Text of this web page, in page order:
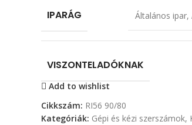
IPARÁG Általános ipar,
VISZONTELADÓKNAK
Add to wishlist
Cikkszám: RI56 90/80
Kategóriák: Gépi és kézi szerszámok,